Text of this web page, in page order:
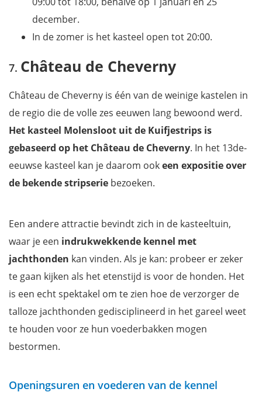
december.
In de zomer is het kasteel open tot 20:00.
Château de Cheverny
Château de Cheverny is één van de weinige kastelen in
de regio die de volle zes eeuwen lang bewoond werd.
Het kasteel Molensloot uit de Kuifjestrips is
gebaseerd op het Château de Cheverny. In het 13de-
eeuwse kasteel kan je daarom ookeen expositie over
de bekende stripserie bezoeken.
Een andere attractie bevindt zich in de kasteeltuin,
waar je een indrukwekkende kennel met
jachthonden kan vinden. Als je kan: probeer er zeker
te gaan kijken als het etenstijd is voor de honden. Het
is een echt spektakel om te zien hoe de verzorger de
talloze jachthonden gedisciplineerd in het gareel weet
te houden voor ze hun voederbakken mogen
bestormen.
Openingsuren en voederen van de kennel